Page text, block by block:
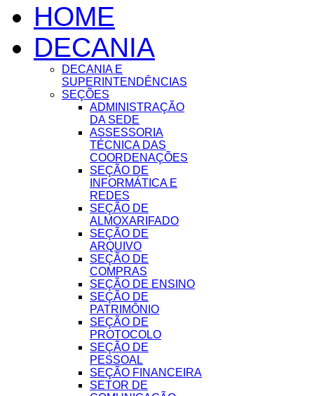
HOME
DECANIA
DECANIA E
SUPERINTENDÊNCIAS
SEÇÕES
ADMINISTRAÇÃO
DA SEDE
ASSESSORIA
TÉCNICA DAS
COORDENAÇÕES
SEÇÃO DE
INFORMÁTICA E
REDES
SEÇÃO DE
ALMOXARIFADO
SEÇÃO DE
ARQUIVO
SEÇÃO DE
COMPRAS
SEÇÃO DE ENSINO
SEÇÃO DE
PATRIMÔNIO
SEÇÃO DE
PROTOCOLO
SEÇÃO DE
PESSOAL
SEÇÃO FINANCEIRA
SETOR DE